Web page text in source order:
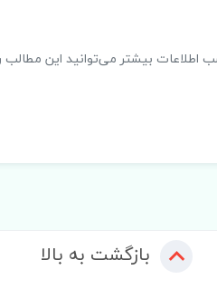
اطلاعات بیشتر می‌توانید این مطالب
بازگشت به بالا